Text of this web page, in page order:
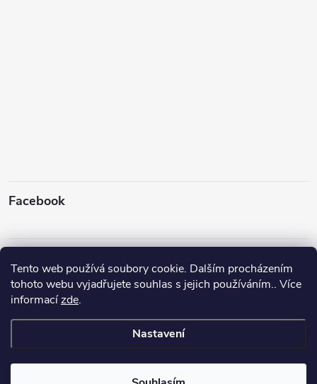
Tento web používá soubory cookie. Dalším procházením
tohoto webu vyjadřujete souhlas s jejich používáním.. Více
informacízde.
Nastavení
Facebook
Sledovat na Instagramu
cookies